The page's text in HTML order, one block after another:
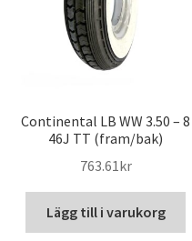
Continental LB WW 3.50 – 8
46J TT (fram/bak)
763.61kr
Lägg till i varukorg